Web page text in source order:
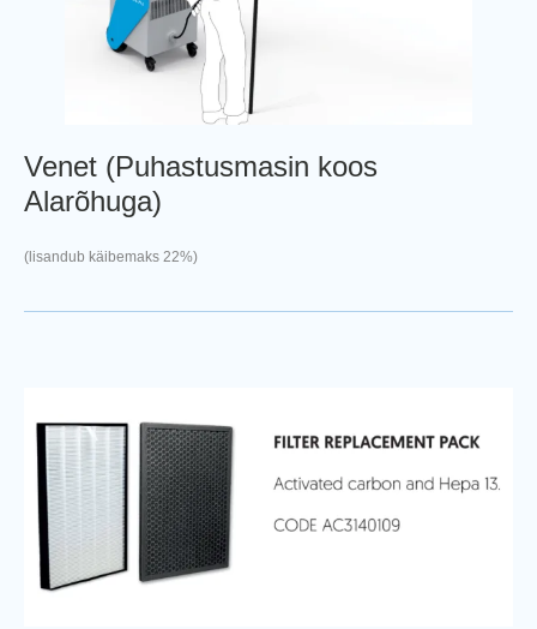
Venet (Puhastusmasin koos
Alarõhuga)
(lisandub käibemaks 22%)